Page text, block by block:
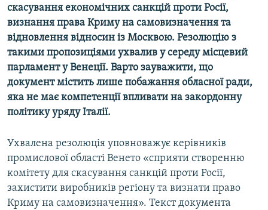
скасування економічних санкцій проти Росії,
визнання права Криму на самовизначення та
відновлення відносин із Москвою. Резолюцію з
такими пропозиціями ухвалив у середу місцевий
парламент у Венеції. Варто зауважити, що
документ містить лише побажання обласної ради,
яка не має компетенції впливати на закордонну
політику уряду Італії.
Ухвалена резолюція уповноважує керівників
промислової області Венето «сприяти створенню
комітету для скасування санкцій проти Росії,
захистити виробників регіону та визнати право
Криму на самовизначення». Текст документа